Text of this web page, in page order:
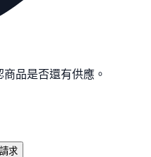
品是否還有供應。
求